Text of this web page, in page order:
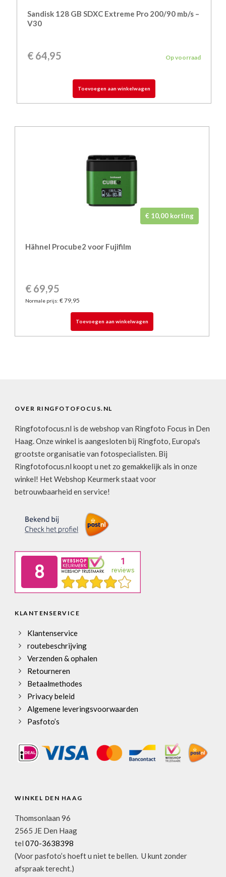
Sandisk 128 GB SDXC Extreme Pro 200/90 mb/s –
V30
€64,95 Op voorraad
Toevoegen aan winkelwagen
Hähnel Procube2 voor Fujifilm
€ 10,00 korting
€ 69,95
Normale prijs: € 79,95
Toevoegen aan winkelwagen
OVER RINGFOTOFOCUS.NL
Ringfotofocus.nl is de webshop van Ringfoto Focus in Den
Haag. Onze winkel is aangesloten bij Ringfoto, Europa's
grootste organisatie van fotospecialisten. Bij
Ringfotofocus.nl koopt u net zo gemakkelijk als in onze
winkel! Het Webshop Keurmerk staat voor
betrouwbaarheid en service!
KLANTENSERVICE
Klantenservice
routebeschrijving
Verzenden & ophalen
Retourneren
Betaalmethodes
Privacy beleid
Algemene leveringsvoorwaarden
Pasfoto’s
WINKEL DEN HAAG
Thomsonlaan 96
2565 JE Den Haag
tel 070-3638398
(Voor pasfoto’s hoeft u niet te bellen. U kunt zonder
afspraak terecht.)